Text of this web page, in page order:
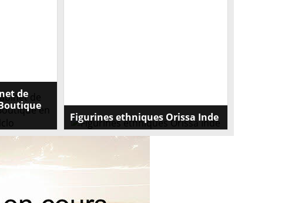
de
de
boutique
un
objet
Figurines ethniques Orissa Inde
Miniatures Orissa:
Objet ethnique par excellence de la région